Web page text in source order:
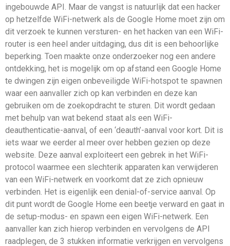
ingebouwde API. Maar de vangst is natuurlijk dat een hacker
op hetzelfde WiFi-netwerk als de Google Home moet zijn om
dit verzoek te kunnen versturen- en het hacken van een WiFi-
router is een heel ander uitdaging, dus dit is een behoorlijke
beperking. Toen maakte onze onderzoeker nog een andere
ontdekking, het is mogelijk om op afstand een Google Home
te dwingen zijn eigen onbeveiligde WiFi-hotspot te spawnen
waar een aanvaller zich op kan verbinden en deze kan
gebruiken om de zoekopdracht te sturen. Dit wordt gedaan
met behulp van wat bekend staat als een WiFi-
deauthenticatie-aanval, of een ‘deauth’-aanval voor kort. Dit is
iets waar we eerder al meer over hebben gezien op deze
website. Deze aanval exploiteert een gebrek in het WiFi-
protocol waarmee een slechterik apparaten kan verwijderen
van een WiFi-netwerk en voorkomt dat ze zich opnieuw
verbinden. Het is eigenlijk een denial-of-service aanval. Op
dit punt wordt de Google Home een beetje verward en gaat in
de setup-modus- en spawn een eigen WiFi-netwerk. Een
aanvaller kan zich hierop verbinden en vervolgens de API
raadplegen, de 3 stukken informatie verkrijgen en vervolgens